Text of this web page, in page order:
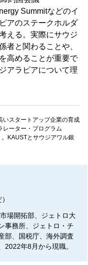
Summitなどのイ
アのステークホルダ
える。実際にサウジ
者と関わることや、
高めることが重要で
アラビアについて理
いスタートアップ企業の育成
レーター・プログラム
。KAUSTとサウジアワル銀
場開拓部、ジェトロ大
事務所、ジェトロ・チ
部、国税庁、海外調査
2022年8月から現職。